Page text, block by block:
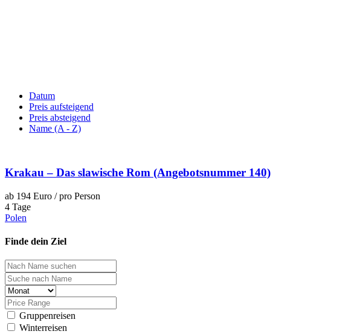
Datum
Preis aufsteigend
Preis absteigend
Name (A - Z)
Krakau – Das slawische Rom (Angebotsnummer 140)
ab 194 Euro / pro Person
4 Tage
Polen
Finde dein Ziel
Gruppenreisen
Winterreisen